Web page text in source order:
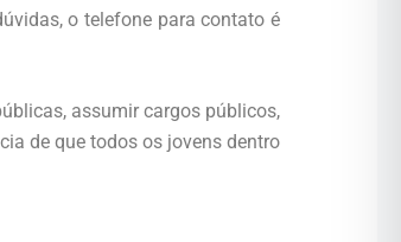
o telefone para contato é
assumir cargos públicos,
de que todos os jovens dentro